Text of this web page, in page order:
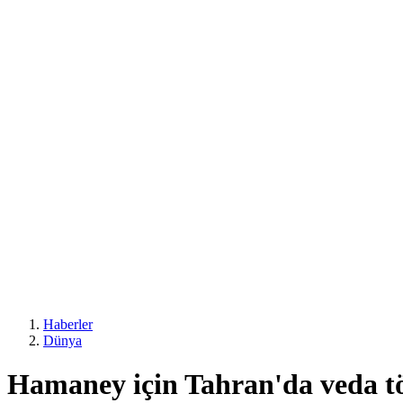
Haberler
Dünya
Hamaney için Tahran'da veda